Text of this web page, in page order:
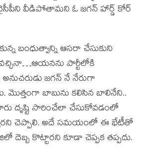
వీడిపోతామని ఓ జగన్ హార్డ్ కోర్
బంధుత్వాన్ని ఆసరా చేసుకుని
పార్టీలోకి
జగన్ నే నేరుగా
మొత్తంగా బాబును కలిసిన బాలినేని..
దృష్టి సారించేలా చేసుకోవడంలో
చెప్పాలి. అదే సమయంలో ఈ భేటీతో
దెబ్బ కొట్టారని కూడా చెప్పక తప్పదు.